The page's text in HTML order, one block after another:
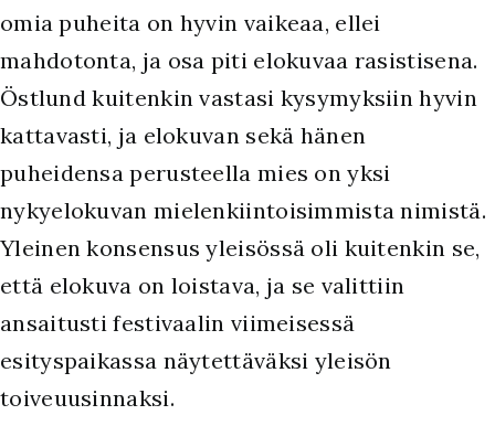
omia puheita on hyvin vaikeaa, ellei
mahdotonta, ja osa piti elokuvaa rasistisena.
Östlund kuitenkin vastasi kysymyksiin hyvin
kattavasti, ja elokuvan sekä hänen
puheidensa perusteella mies on yksi
nykyelokuvan mielenkiintoisimmista nimistä.
Yleinen konsensus yleisössä oli kuitenkin se,
että elokuva on loistava, ja se valittiin
ansaitusti festivaalin viimeisessä
esityspaikassa näytettäväksi yleisön
toiveuusinnaksi.